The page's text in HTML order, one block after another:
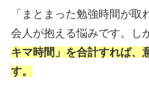
「まとまった勉強時間が
会人が抱える悩みです。し
キマ時間」を合計すれば、
す。